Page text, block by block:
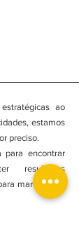
ao
estamos
preciso.
para encontrar
resultados
marcar uma